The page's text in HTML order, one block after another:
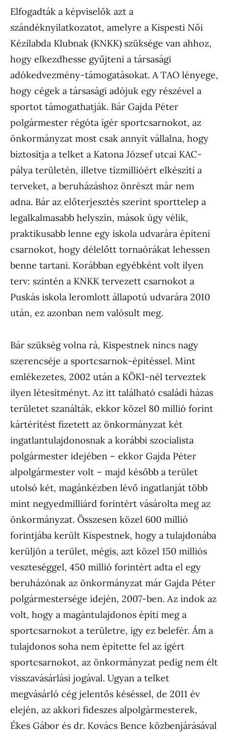
Elfogadták a képviselők azt a
szándéknyilatkozatot, amelyre a Kispesti Női
Kézilabda Klubnak (KNKK) szüksége van ahhoz,
hogy elkezdhesse gyűjteni a társasági
adókedvezmény-támogatásokat. A TAO lényege,
hogy cégek a társasági adójuk egy részével a
sportot támogathatják. Bár Gajda Péter
polgármester régóta ígér sportcsarnokot, az
önkormányzat most csak annyit vállalna, hogy
biztosítja a telket a Katona József utcai KAC-
pálya területén, illetve tízmillióért elkészíti a
terveket, a beruházáshoz önrészt már nem
adna. Bár az előterjesztés szerint sporttelep a
legalkalmasabb helyszín, mások úgy vélik,
praktikusabb lenne egy iskola udvarára építeni
csarnokot, hogy délelőtt tornaórákat lehessen
benne tartani. Korábban egyébként volt ilyen
terv: szintén a KNKK tervezett csarnokot a
Puskás iskola leromlott állapotú udvarára 2010
után, ez azonban nem valósult meg.
Bár szükség volna rá, Kispestnek nincs nagy
szerencséje a sportcsarnok-építéssel. Mint
emlékezetes, 2002 után a KÖKI-nél terveztek
ilyen létesítményt. Az itt található családi házas
területet szanálták, ekkor közel 80 millió forint
kártérítést fizetett az önkormányzat két
ingatlantulajdonosnak a korábbi szocialista
polgármester idejében – ekkor Gajda Péter
alpolgármester volt – majd később a terület
utolsó két, magánkézben lévő ingatlanját több
mint negyedmilliárd forintért vásárolta meg az
önkormányzat. Összesen közel 600 millió
forintjába került Kispestnek, hogy a tulajdonába
kerüljön a terület, mégis, azt közel 150 milliós
veszteséggel, 450 millió forintért adta el egy
beruházónak az önkormányzat már Gajda Péter
polgármestersége idején, 2007-ben. Az indok az
volt, hogy a magántulajdonos építi meg a
sportcsarnokot a területre, így ez belefér. Ám a
tulajdonos soha nem építette fel az ígért
sportcsarnokot, az önkormányzat pedig nem élt
visszavásárlási jogával. Ugyan a telket
megvásárló cég jelentős késéssel, de 2011 év
elején, az akkori fideszes alpolgármesterek,
Ékes Gábor és dr. Kovács Bence közbenjárásával